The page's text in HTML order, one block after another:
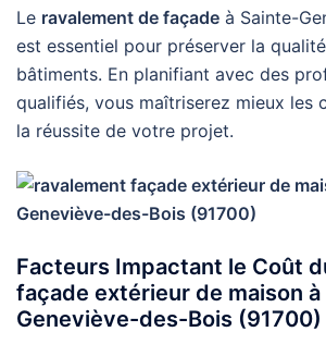
Le ravalement de façade à Sainte-
est essentiel pour préserver la
bâtiments. En planifiant avec des
qualifiés, vous maîtriserez mieux les
la réussite de votre projet.
Facteurs Impactant le Coût
façade extérieur de maison
Geneviève-des-Bois (91700)